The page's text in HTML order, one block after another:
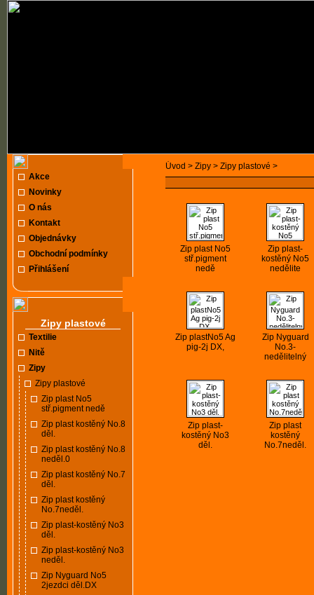
Akce
Novinky
O nás
Kontakt
Objednávky
Obchodní podmínky
Přihlášení
Zipy plastové
Textilie
Nitě
Zipy
Zipy plastové
Zip plast No5
stř.pigment nedě
Zip plast kostěný No.8
děl.
Zip plast kostěný No.8
neděl.0
Zip plast kostěný No.7
děl.
Zip plast kostěný
No.7neděl.
Zip plast-kostěný No3
děl.
Zip plast-kostěný No3
neděl.
Zip Nyguard No5
2jezdci děl.DX
Úvod > Zipy > Zipy plastové >
Zip plast No5
stř.pigment
nedě
Zip plast-
kostěný No5
nedělite
Zip plastNo5 Ag
pig-2j DX,
Zip Nyguard
No.3-
nedělitelný
Zip plast-
kostěný No3
děl.
Zip plast
kostěný
No.7neděl.